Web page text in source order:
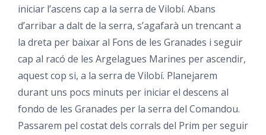
iniciar l’ascens cap a la serra de Vilobí. Abans
d’arribar a dalt de la serra, s’agafarà un trencant a
la dreta per baixar al Fons de les Granades i seguir
cap al racó de les Argelagues Marines per ascendir,
aquest cop si, a la serra de Vilobí. Planejarem
durant uns pocs minuts per iniciar el descens al
fondo de les Granades per la serra del Comandou.
Passarem pel costat dels corrals del Prim per seguir